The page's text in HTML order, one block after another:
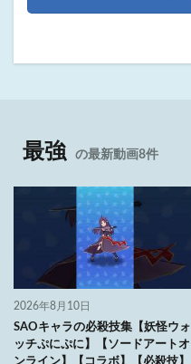
最強 の最新動画8件
2026年8月10日
SAOキャラの必殺技集【妖怪ウォ
ッチぷにぷに】【ソードアートオ